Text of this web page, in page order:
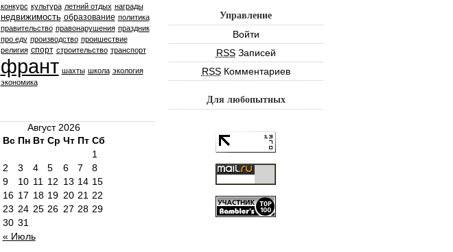
конкурс культура летний отдых награды
недвижимость образование политика
правительство правонарушения праздник
про еду производство проишествие
религия спорт строительство транспорт
франт шахты школа экология
экономика
Август 2026
Вс Пн Вт Ср Чт Пт Сб
« Июль
1
2
3 4 5 6 7
8
9
10 11 12 13 14 15
16 17 18 19 20 21 22
23 24 25 26 27 28 29
30 31
Управление
Войти
RSSЗаписей
RSSКомментариев
Для любопытных